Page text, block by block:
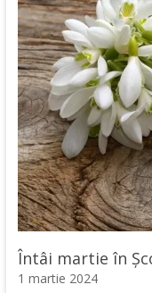
Întâi martie în
1 martie 2024